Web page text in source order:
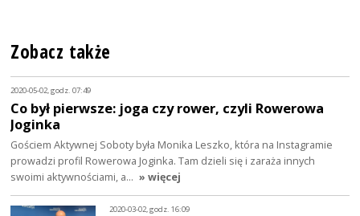
Zobacz także
2020-05-02, godz. 07:49
Co był pierwsze: joga czy rower, czyli Rowerowa
Joginka
Gościem Aktywnej Soboty była Monika Leszko, która na Instagramie
prowadzi profil Rowerowa Joginka. Tam dzieli się i zaraża innych
swoimi aktywnościami, a… » więcej
2020-03-02, godz. 16:09